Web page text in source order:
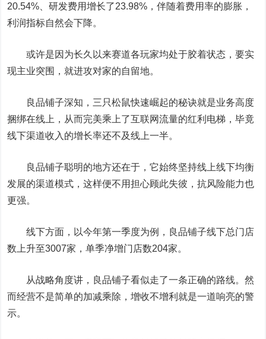
20.54%、研发费用增长了23.98%，伴随着费用率的膨胀，
利润指标自然会下降。
或许是因为长久以来赛道各玩家均处于胶着状态，要实
现主业突围，就进攻对家的自留地。
良品铺子深知，三只松鼠快速崛起的秘诀就是业务高度
捆绑在线上，从而完美乘上了互联网流量的红利电梯，毕竟
线下渠道收入的增长率还不及线上一半。
良品铺子聪明的地方还在于，它始终坚持线上线下均衡
发展的渠道模式，这样便不用担心顾此失彼，抗风险能力也
更强。
线下方面，以今年第一季度为例，良品铺子线下总门店
数上升至3007家，单季净增门店数204家。
从战略角度讲，良品铺子看似走了一条正确的路线。然
而经营不是简单的加减乘除，增收不增利就是一道响亮的警
示。